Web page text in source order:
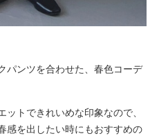
パンツを合わせた、春色コーデ
トできれいめな印象なので、
感を出したい時にもおすすめの